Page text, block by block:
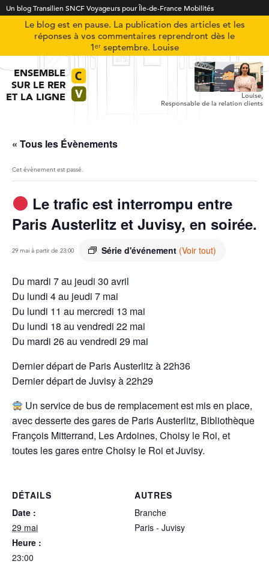
Un blog Transilien SNCF Voyageurs pour Île-de-France Mobilités
Le blog est en pause. La publication des articles et les
réponses à vos commentaires reprendront dès le
1ᵉʳ septembre. Louise
ENSEMBLE
SUR LE RER
ET LA LIGNE
Louise,
Responsable de la relation clients
« Tous les Évènements
Cet évènement est passé.
Le trafic est interrompu entre
Paris Austerlitz et Juvisy, en soirée.
29 mai à partir de 23:00 Série d'événement (Voir tout)
Du mardi 7 au jeudi 30 avril
Du lundi 4 au jeudi 7 mai
Du lundi 11 au mercredi 13 mai
Du lundi 18 au vendredi 22 mai
Du mardi 26 au vendredi 29 mai
Dernier départ de Paris Austerlitz à 22h36
Dernier départ de Juvisy à 22h29
Un service de bus de remplacement est mis en place,
avec desserte des gares de Paris Austerlitz, Bibliothèque
François Mitterrand, Les Ardoines, Choisy le Roi, et
toutes les gares entre Choisy le Roi et Juvisy.
DÉTAILS
Date :
29 mai
Heure :
23:00
AUTRES
Branche
Paris - Juvisy